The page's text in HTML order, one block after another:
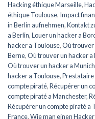
Hacking éthique Marseille,
éthique Toulouse, Impact
in Berlin aufnehmen,Kontakt
a Berlin,Louer un hacker a
hacker a Toulouse,Où trouver
Berne,Où trouver un hacker a
Où trouver un hacker a Munich
hacker a Toulouse,Prestataire
compte piraté,Récupérer un
compte piraté a Manchester,
Récupérer un compte piraté a
France,Wie man einen